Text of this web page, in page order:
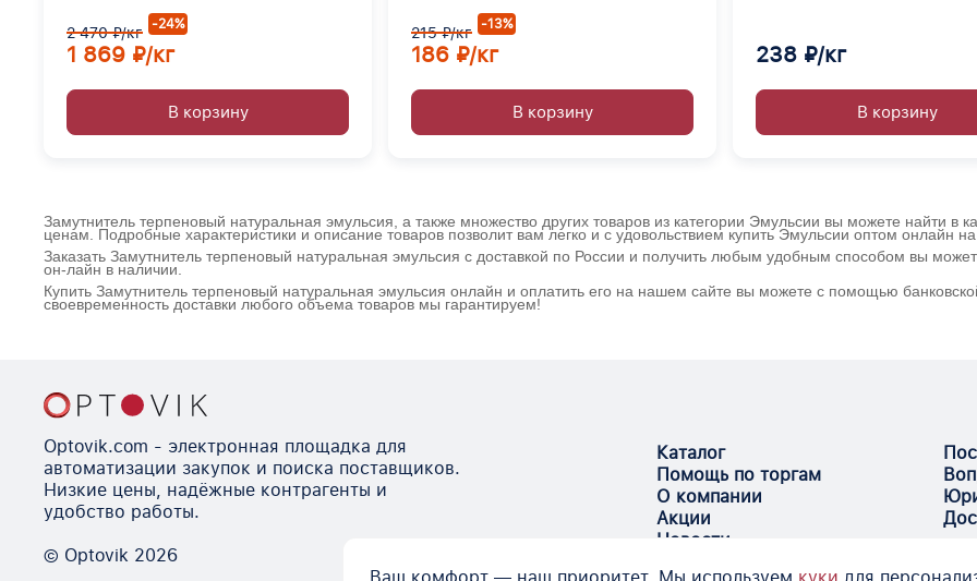
2 470 ₽/кг -24%
1 869 ₽/кг
В корзину
215 ₽/кг -13%
186 ₽/кг
В корзину
238 ₽/кг
В корзину
Замутнитель терпеновый натуральная эмульсия, а также множество других товаров из категории Эмульсии вы можете найти в
ценам. Подробные характеристики и описание товаров позволит вам легко и с удовольствием купить Эмульсии оптом онлайн
Заказать Замутнитель терпеновый натуральная эмульсия с доставкой по России и получить любым удобным способом вы
он-лайн в наличии.
Купить Замутнитель терпеновый натуральная эмульсия онлайн и оплатить его на нашем сайте вы можете с помощью
своевременность доставки любого объема товаров мы гарантируем!
Optovik.com - электронная площадка для
автоматизации закупок и поиска поставщиков.
Низкие цены, надёжные контрагенты и
удобство работы.
© Optovik 2026
Каталог
Помощь по торгам
О компании
Акции
Новости